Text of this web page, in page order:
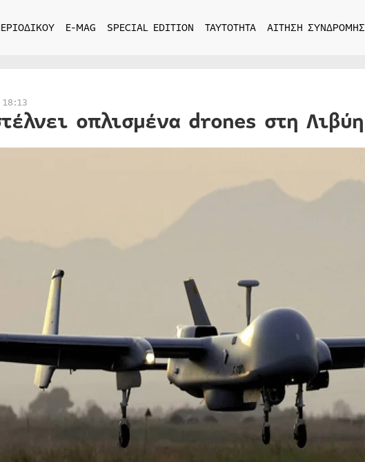
E-MAG SPECIAL EDITION ΤΑΥΤΟΤΗΤΑ ΑΙΤΗΣΗ ΣΥΝΔΡΟΜΗΣ
οπλισμένα drones στη Λιβύη